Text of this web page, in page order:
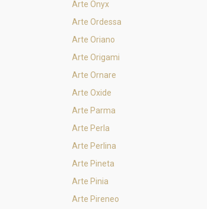
Arte Onyx
Arte Ordessa
Arte Oriano
Arte Origami
Arte Ornare
Arte Oxide
Arte Parma
Arte Perla
Arte Perlina
Arte Pineta
Arte Pinia
Arte Pireneo